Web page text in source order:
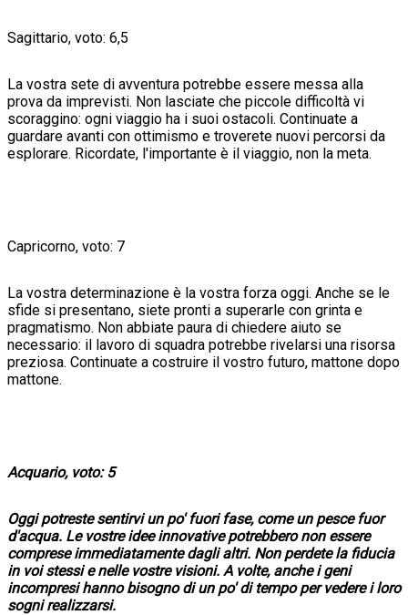
Sagittario, voto: 6,5
La vostra sete di avventura potrebbe essere messa alla
prova da imprevisti. Non lasciate che piccole difficoltà vi
scoraggino: ogni viaggio ha i suoi ostacoli. Continuate a
guardare avanti con ottimismo e troverete nuovi percorsi da
esplorare. Ricordate, l'importante è il viaggio, non la meta.
Capricorno, voto: 7
La vostra determinazione è la vostra forza oggi. Anche se le
sfide si presentano, siete pronti a superarle con grinta e
pragmatismo. Non abbiate paura di chiedere aiuto se
necessario: il lavoro di squadra potrebbe rivelarsi una risorsa
preziosa. Continuate a costruire il vostro futuro, mattone dopo
mattone.
Acquario, voto: 5
Oggi potreste sentirvi un po' fuori fase, come un pesce fuor
d'acqua. Le vostre idee innovative potrebbero non essere
comprese immediatamente dagli altri. Non perdete la fiducia
in voi stessi e nelle vostre visioni. A volte, anche i geni
incompresi hanno bisogno di un po' di tempo per vedere i loro
sogni realizzarsi.